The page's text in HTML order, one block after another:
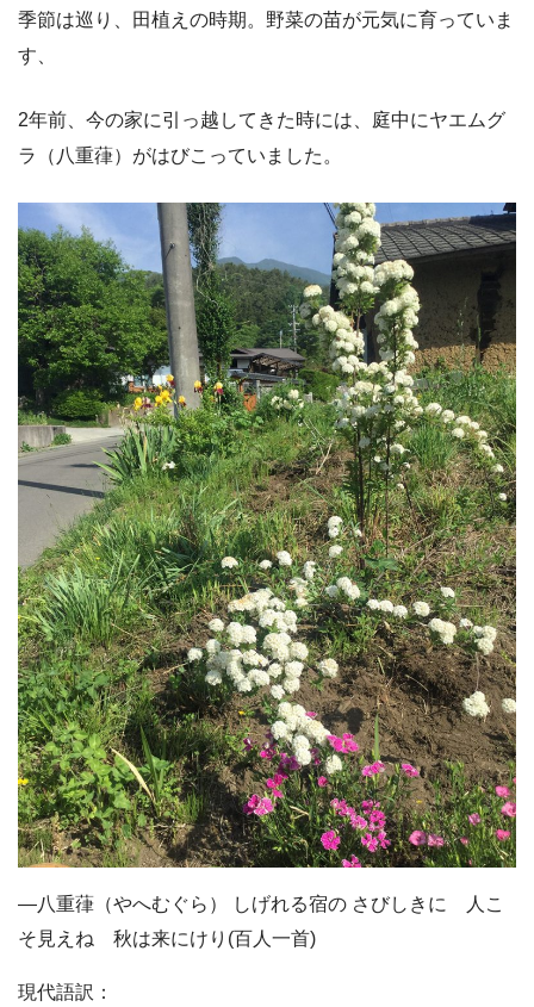
季節は巡り、田植えの時期。野菜の苗が元気に育っていま
す、
2年前、今の家に引っ越してきた時には、庭中にヤエムグ
ラ（八重葎）がはびこっていました。
―八重葎（やへむぐら） しげれる宿の さびしきに 人こ
そ見えね 秋は来にけり(百人一首)
現代語訳：